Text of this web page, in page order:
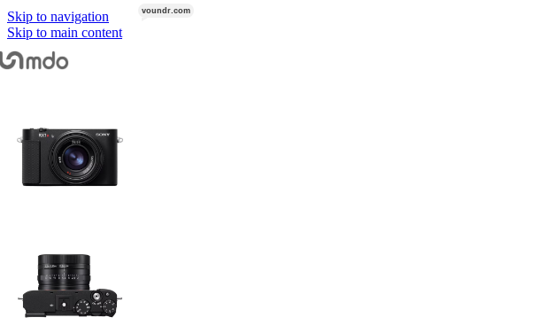
Skip to navigation
Skip to main content
Objektiv-Zubehör
Rucksäcke & Taschen
Astrofotografie
voundr.com
Start/ Kameras